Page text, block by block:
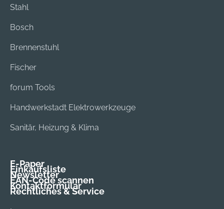
Stahl
Bosch
Brennenstuhl
Fischer
forum Tools
Handwerkstadt Elektrowerkzeuge
Sanitär, Heizung & Klima
E-Paper
Einkaufsliste
Newsletter
EAN-Code scannen
Kontaktformular
Rechtliches & Service